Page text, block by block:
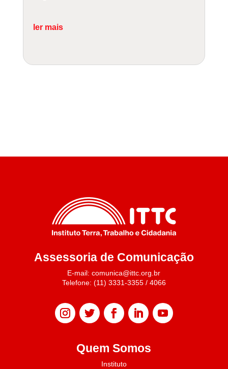
ler mais
Assessoria de Comunicação
E-mail: comunica@ittc.org.br
Telefone: (11) 3331-3355 / 4066
Quem Somos
Instituto